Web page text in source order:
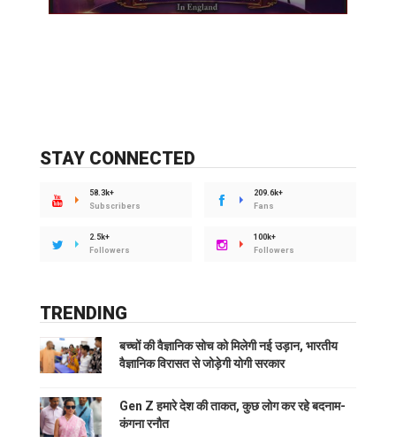
STAY CONNECTED
58.3k+
Subscribers
209.6k+
Fans
2.5k+
Followers
100k+
Followers
TRENDING
बच्चों की वैज्ञानिक सोच को मिलेगी नई उड़ान, भारतीय
वैज्ञानिक विरासत से जोड़ेगी योगी सरकार
Gen Z हमारे देश की ताकत, कुछ लोग कर रहे बदनाम-
कंगना रनौत